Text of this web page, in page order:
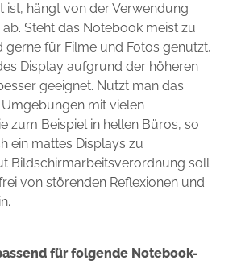
ist, hängt von der Verwendung
Steht das Notebook meist zu
gerne für Filme und Fotos genutzt,
Display aufgrund der höheren
geeignet. Nutzt man das
mit vielen
zum Beispiel in hellen Büros, so
ein mattes Displays zu
Bildschirmarbeitsverordnung soll
von störenden Reflexionen und
für folgende Notebook-